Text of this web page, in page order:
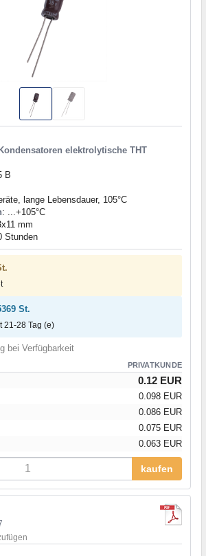
elektrolytische THT
В
lange Lebensdauer, 105°C
: ...+105°C
mm
Stunden
St.
21-28 Tag (e)
bei Verfügbarkeit
PRIVATKUNDE
0.12 EUR
0.098 EUR
0.086 EUR
0.075 EUR
0.063 EUR
kaufen